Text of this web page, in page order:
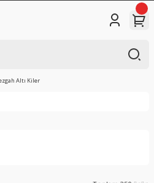
Altı Kiler